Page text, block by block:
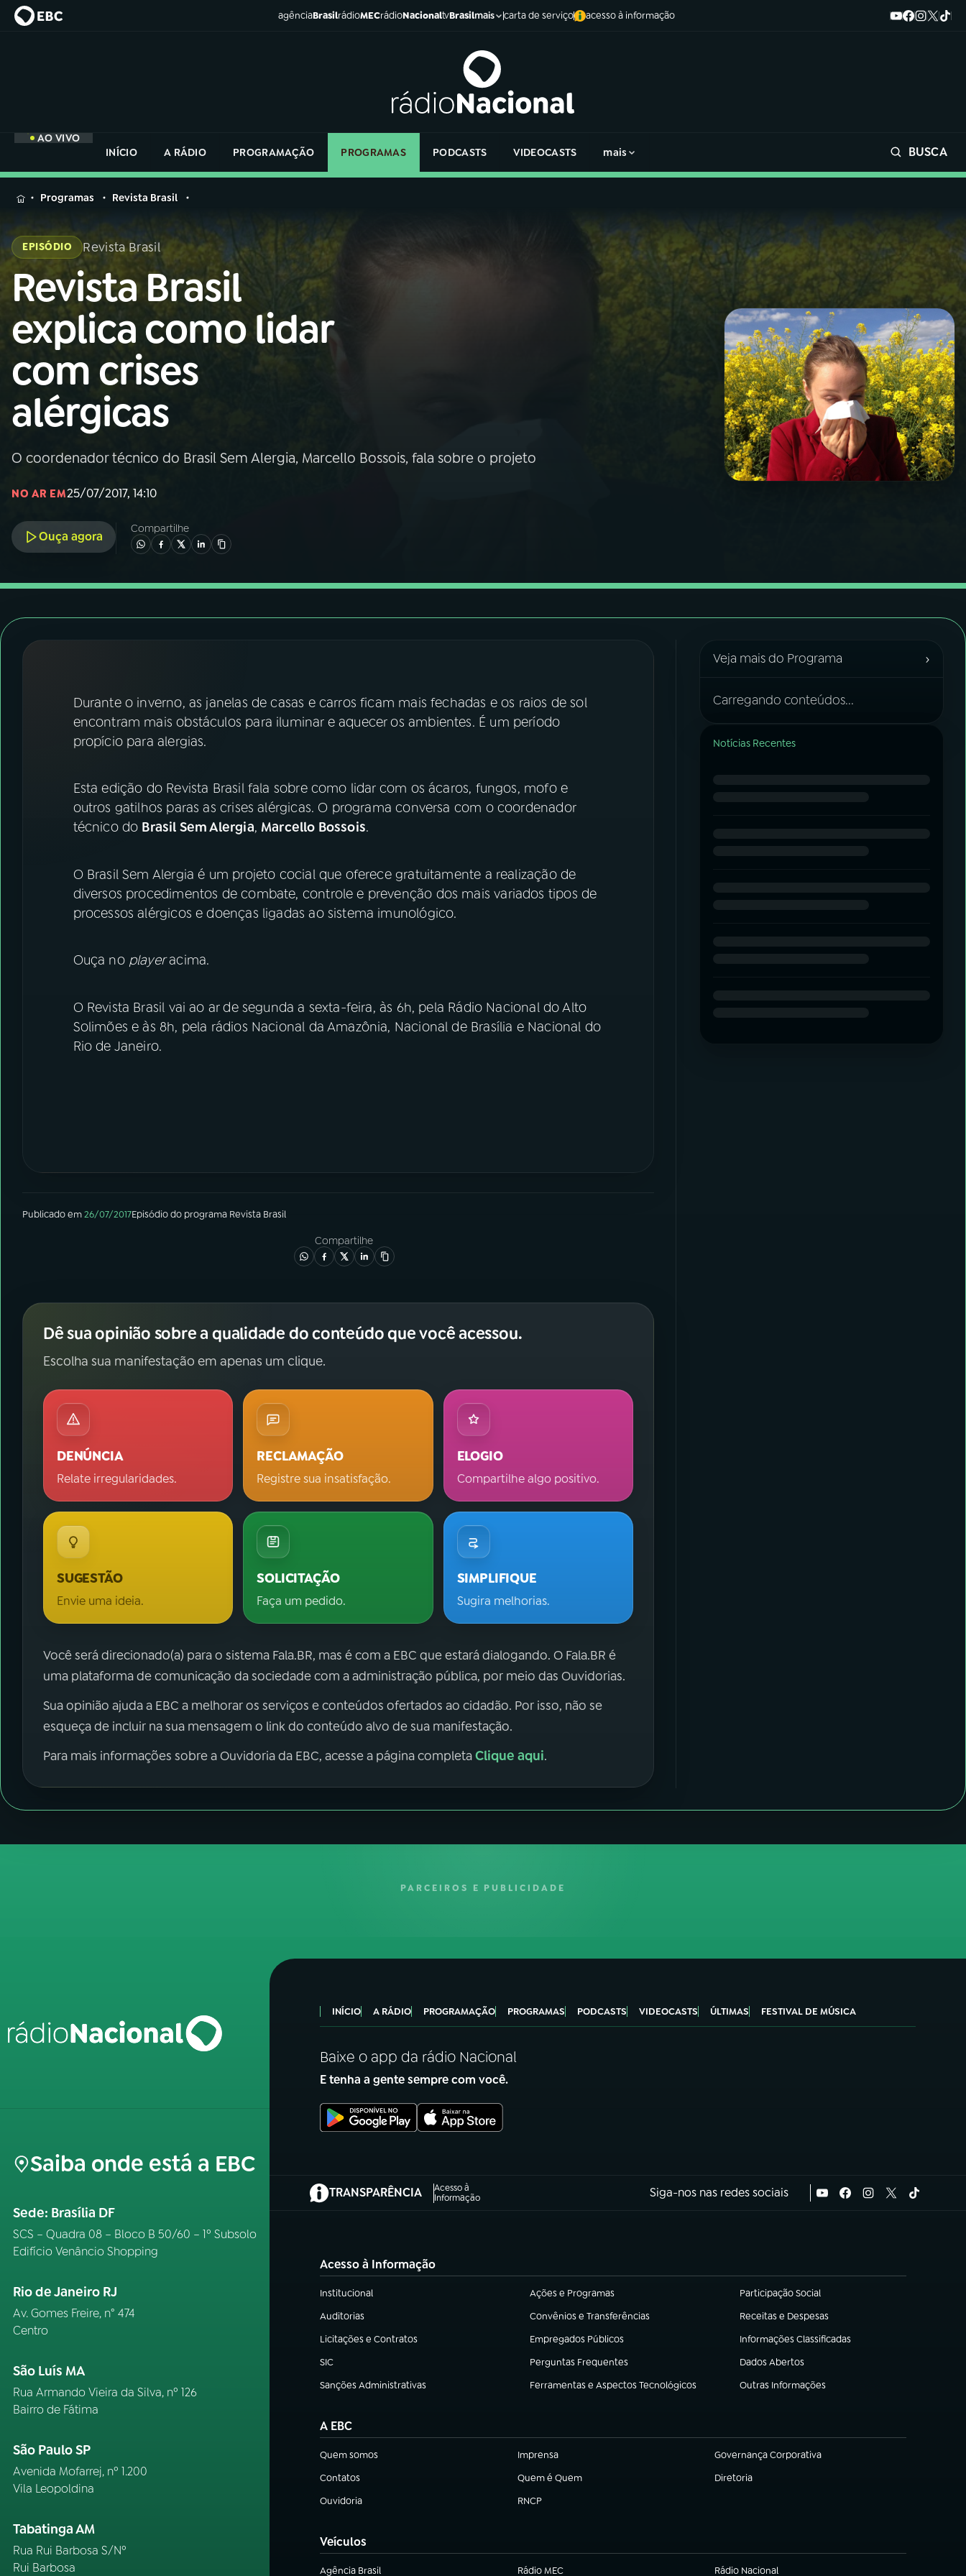
agênciaBrasilrádioMECrádioNacionaltvBrasilmais carta de serviço acesso à informação
AO VIVO
INÍCIO
A RÁDIO PROGRAMAÇÃO PROGRAMAS PODCASTS VIDEOCASTS mais BUSCA
MENU
Buscar
na
Rádio
Nacional
Buscar
01 INÍCIO
02A RÁDIO
03PROGRAMAÇÃO
05PODCASTS
FESTIVAL DE MÚSICA
ACOMPANHE A RÁDIO NACIONAL
Instagram X
na
Rádio
Nacional
Programas Revista Brasil
EPISÓDIO Revista Brasil
Revista Brasil
explica como lidar
com crises
alérgicas
O coordenador técnico do Brasil Sem Alergia, Marcello Bossois, fala sobre o projeto
NO AR EM25/07/2017, 14:10
Ouça agora
Compartilhe
Durante o inverno, as janelas de casas e carros ficam mais fechadas e os raios de sol
encontram mais obstáculos para iluminar e aquecer os ambientes. É um período
propício para alergias.
Esta edição do Revista Brasil fala sobre como lidar com os ácaros, fungos, mofo e
outros gatilhos paras as crises alérgicas. O programa conversa com o coordenador
técnico do Brasil Sem Alergia, Marcello Bossois.
O Brasil Sem Alergia é um projeto cocial que oferece gratuitamente a realização de
diversos procedimentos de combate, controle e prevenção dos mais variados tipos de
processos alérgicos e doenças ligadas ao sistema imunológico.
Ouça no playeracima.
O Revista Brasil vai ao ar de segunda a sexta-feira, às 6h, pela Rádio Nacional do Alto
Solimões e às 8h, pela rádios Nacional da Amazônia, Nacional de Brasília e Nacional do
Rio de Janeiro.
Publicado em26/07/2017Episódiodo programa Revista Brasil
Compartilhe
Dê sua opinião sobre a qualidade do conteúdo que você acessou.
Escolha sua manifestação em apenas um clique.
DENÚNCIA
Relate irregularidades.
RECLAMAÇÃO
Registre sua insatisfação.
ELOGIO
Compartilhe algo positivo.
SUGESTÃO
Envie uma ideia.
SOLICITAÇÃO
Faça um pedido.
SIMPLIFIQUE
Sugira melhorias.
Você será direcionado(a) para o sistema Fala.BR, mas é com a EBC que estará dialogando. O Fala.BR é
uma plataforma de comunicação da sociedade com a administração pública, por meio das Ouvidorias.
Sua opinião ajuda a EBC a melhorar os serviços e conteúdos ofertados ao cidadão. Por isso, não se
esqueça de incluir na sua mensagem o link do conteúdo alvo de sua manifestação.
Para mais informações sobre a Ouvidoria da EBC, acesse a página completaClique aqui.
Veja mais do Programa ›
Carregando conteúdos...
Notícias Recentes
PARCEIROS E PUBLICIDADE
Saiba onde está a EBC
Sede: Brasília DF
SCS – Quadra 08 – Bloco B 50/60 – 1º Subsolo
Edifício Venâncio Shopping
Rio de Janeiro RJ
Av. Gomes Freire, n° 474
Centro
São Luís MA
Rua Armando Vieira da Silva, nº 126
Bairro de Fátima
São Paulo SP
Avenida Mofarrej, nº 1.200
Vila Leopoldina
Tabatinga AM
Rua Rui Barbosa S/Nº
Rui Barbosa
INÍCIO A RÁDIO PROGRAMAÇÃO PROGRAMAS PODCASTS VIDEOCASTS ÚLTIMAS FESTIVAL DE MÚSICA
Baixe o app da rádio Nacional
E tenha a gente sempre com você.
TRANSPARÊNCIA
Acesso à
Informação
(abre em nova aba) Siga-nos nas redes sociais
Acesso à Informação
Institucional
(abre em nova aba) Ações e Programas
(abre em nova aba) Participação Social
(abre em nova aba)
Auditorias
(abre em nova aba) Convênios e Transferências
(abre em nova aba) Receitas e Despesas
(abre em nova aba)
Licitações e Contratos
(abre em nova aba) Empregados Públicos
(abre em nova aba) Informações Classificadas
(abre em nova aba)
SIC
(abre em nova aba) Perguntas Frequentes
(abre em nova aba) Dados Abertos
(abre em nova aba)
Sanções Administrativas
(abre em nova aba) Ferramentas e Aspectos Tecnológicos
(abre em nova aba) Outras Informações
(abre em nova aba)
A EBC
Quem somos
(abre em nova aba) Imprensa
(abre em nova aba) Governança Corporativa
(abre em nova aba)
Contatos
(abre em nova aba) Quem é Quem
(abre em nova aba) Diretoria
(abre em nova aba)
Ouvidoria
(abre em nova aba) RNCP
(abre em nova aba)
Veículos
Agência Brasil Rádio MEC Rádio Nacional